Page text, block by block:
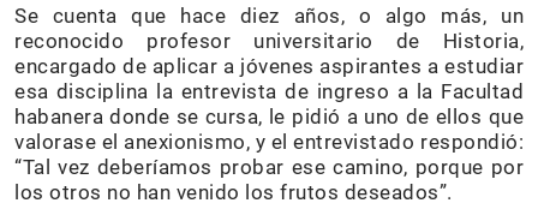
Se cuenta que hace diez años, o algo más, un
reconocido profesor universitario de Historia,
encargado de aplicar a jóvenes aspirantes a estudiar
esa disciplina la entrevista de ingreso a la Facultad
habanera donde se cursa, le pidió a uno de ellos que
valorase el anexionismo, y el entrevistado respondió:
“Tal vez deberíamos probar ese camino, porque por
los otros no han venido los frutos deseados”.